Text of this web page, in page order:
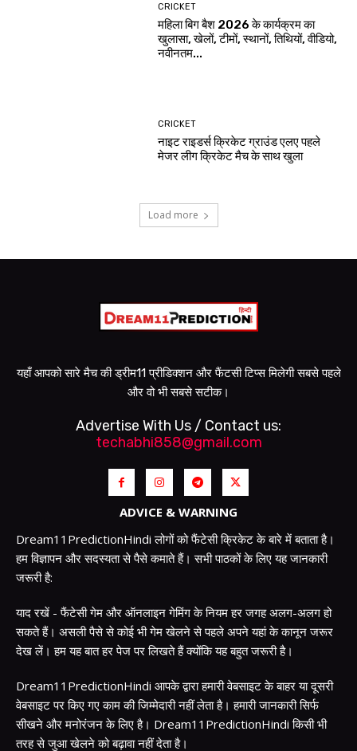
CRICKET
महिला बिग बैश 2026 के कार्यक्रम का
खुलासा, खेलों, टीमों, स्थानों, तिथियों, वीडियो,
नवीनतम...
CRICKET
नाइट राइडर्स क्रिकेट ग्राउंड एलए पहले
मेजर लीग क्रिकेट मैच के साथ खुला
Load more
यहाँ आपको सारे मैच की ड्रीम11 प्रीडिक्शन और फैंटसी टिप्स मिलेगी सबसे पहले
और वो भी सबसे सटीक।
Advertise With Us / Contact us:
techabhi858@gmail.com
ADVICE & WARNING
Dream11PredictionHindi लोगों को फैंटेसी क्रिकेट के बारे में बताता है।
हम विज्ञापन और सदस्यता से पैसे कमाते हैं। सभी पाठकों के लिए यह जानकारी
जरूरी है:
याद रखें - फैंटेसी गेम और ऑनलाइन गेमिंग के नियम हर जगह अलग-अलग हो
सकते हैं। असली पैसे से कोई भी गेम खेलने से पहले अपने यहां के कानून जरूर
देख लें। हम यह बात हर पेज पर लिखते हैं क्योंकि यह बहुत जरूरी है।
Dream11PredictionHindi आपके द्वारा हमारी वेबसाइट के बाहर या दूसरी
वेबसाइट पर किए गए काम की जिम्मेदारी नहीं लेता है। हमारी जानकारी सिर्फ
सीखने और मनोरंजन के लिए है। Dream11PredictionHindi किसी भी
तरह से जुआ खेलने को बढ़ावा नहीं देता है।